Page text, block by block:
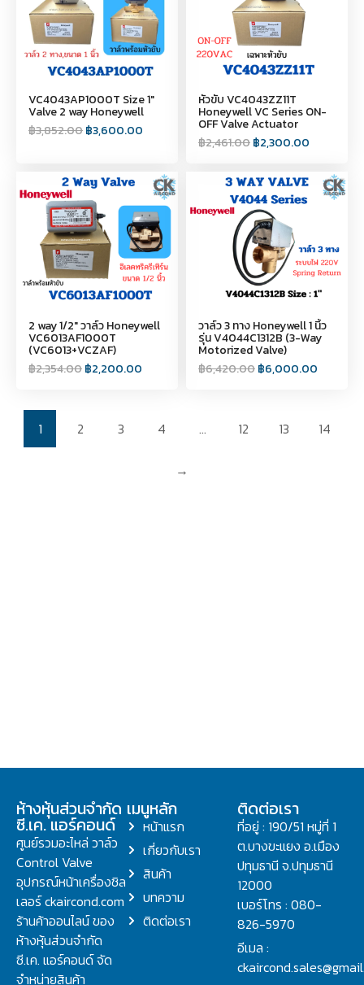
VC4043AP1000T Size 1"
Valve 2 way Honeywell
฿3,852.00฿3,600.00
หัวขับ VC4043ZZ11T
Honeywell VC Series ON-
OFF Valve Actuator
฿2,461.00฿2,300.00
2 way 1/2" วาล์ว Honeywell
VC6013AF1000T
(VC6013+VCZAF)
฿2,354.00฿2,200.00
วาล์ว 3 ทาง Honeywell 1 นิ้ว
รุ่น V4044C1312B (3-Way
Motorized Valve)
฿6,420.00฿6,000.00
1 2 3 4 … 12 13 14
→
ห้างหุ้นส่วนจำกัด
ซี.เค. แอร์คอนด์
ศูนย์รวมอะไหล่ วาล์ว
Control Valve
อุปกรณ์หน้าเครื่องชิล
เลอร์ ckaircond.com
ร้านค้าออนไลน์ ของ
ห้างหุ้นส่วนจำกัด
ซี.เค. แอร์คอนด์ จัด
จำหน่ายสินค้า
เมนูหลัก
หน้าแรก
เกี่ยวกับเรา
สินค้า
บทความ
ติดต่อเรา
ติดต่อเรา
ที่อยู่ : 190/51 หมู่ที่ 1
ต.บางขะแยง อ.เมือง
ปทุมธานี จ.ปทุมธานี
12000
เบอร์โทร : 080-
826-5970
อีเมล :